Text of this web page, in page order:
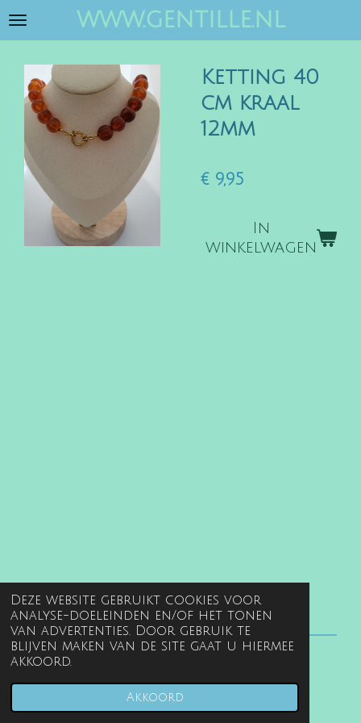
Deze website gebruikt cookies voor
analyse-doeleinden en/of het tonen
van advertenties. Door gebruik te
blijven maken van de site gaat u hiermee
akkoord.
Akkoord
Ga
hoofdinhoud
www.gentille.nl
Ketting 40
cm kraal
12mm
€ 9,95
In
winkelwagen
© 2022 - 2026 www.gentille.nl
JouwWeb